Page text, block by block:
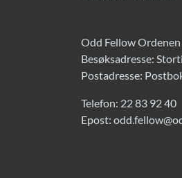
Odd Fellow Ordenen
Besøksadresse:
Postadresse:
Telefon: 22 83 92 40
Epost: